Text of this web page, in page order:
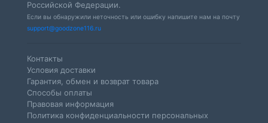
Российской Федерации.
Если вы обнаружили неточность или ошибку напишите нам на почту
support@goodzone116.ru
Контакты
Условия доставки
Гарантия, обмен и возврат товара
Способы оплаты
Правовая информация
Политика конфиденциальности персональных